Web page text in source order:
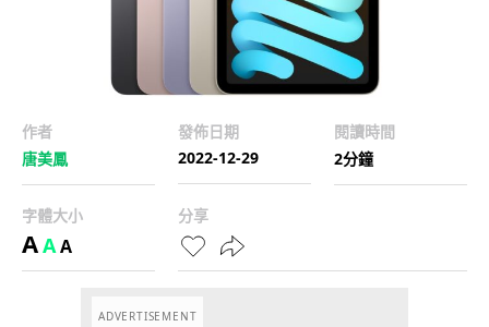
作者
唐美鳳
發佈日期
2022-12-29
閱讀時間
2分鐘
字體大小
AAA
分享
ADVERTISEMENT